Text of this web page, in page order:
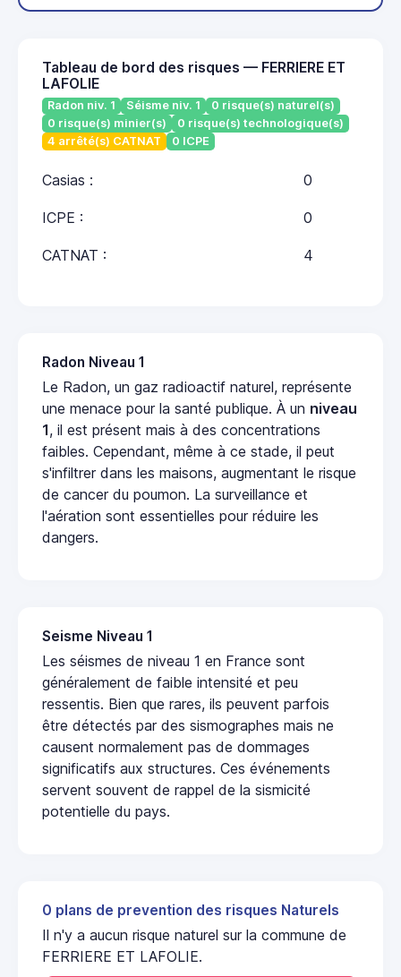
Tableau de bord des risques — FERRIERE ET
LAFOLIE
Radon niv. 1 Séisme niv. 1
0 risque(s) naturel(s)
0 risque(s) minier(s)
0 risque(s) technologique(s)
4 arrêté(s) CATNAT
0 ICPE
Casias : 0
ICPE : 0
CATNAT : 4
Radon Niveau 1
Le Radon, un gaz radioactif naturel, représente
une menace pour la santé publique. À un niveau
1, il est présent mais à des concentrations
faibles. Cependant, même à ce stade, il peut
s'infiltrer dans les maisons, augmentant le risque
de cancer du poumon. La surveillance et
l'aération sont essentielles pour réduire les
dangers.
Seisme Niveau 1
Les séismes de niveau 1 en France sont
généralement de faible intensité et peu
ressentis. Bien que rares, ils peuvent parfois
être détectés par des sismographes mais ne
causent normalement pas de dommages
significatifs aux structures. Ces événements
servent souvent de rappel de la sismicité
potentielle du pays.
0 plans de prevention des risques Naturels
Il n'y a aucun risque naturel sur la commune de
FERRIERE ET LAFOLIE.